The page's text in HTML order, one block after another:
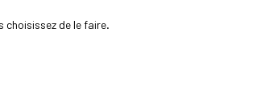
de le faire.